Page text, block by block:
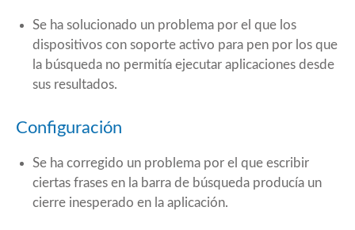
Se ha solucionado un problema por el que los
dispositivos con soporte activo para pen por los que
la búsqueda no permitía ejecutar aplicaciones desde
sus resultados.
Configuración
Se ha corregido un problema por el que escribir
ciertas frases en la barra de búsqueda producía un
cierre inesperado en la aplicación.